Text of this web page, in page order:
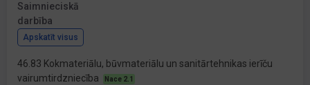
Saimnieciskā
darbība
Apskatīt visus
46.83 Kokmateriālu, būvmateriālu un sanitārtehnikas ierīču
vairumtirdzniecība
Nace 2.1